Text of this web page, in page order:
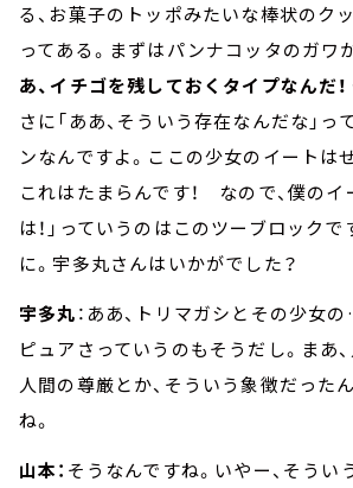
る、お菓子のトッポみたいな棒状のク
ってある。まずはパンナコッタのガワ
あ、イチゴを残しておくタイプなんだ！
さに「ああ、そういう存在なんだな」っ
ンなんですよ。ここの少女のイートは
これはたまらんです！ なので、僕のイ
は！」っていうのはこのツーブロック
に。宇多丸さんはいかがでした？
宇多丸：ああ、トリマガシとその少女
ピュアさっていうのもそうだし。まあ、
人間の尊厳とか、そういう象徴だった
ね。
山本： そうなんですね。いやー、そうい